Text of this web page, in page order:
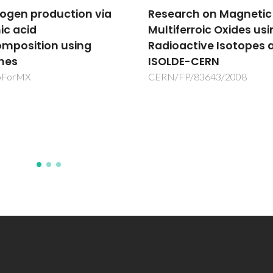
on Magnetic and
Oxides using
Isotopes at
CERN
FP/83643/2008
AFORE - Forest
Added Value
and Polymers by new
integrated separation,
fractionation and